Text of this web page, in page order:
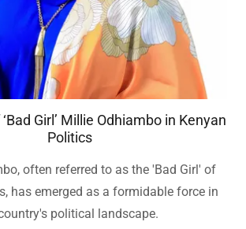
Girl’ Millie Odhiambo in Kenyan
Politics
often referred to as the 'Bad Girl' of
has emerged as a formidable force in
political landscape.